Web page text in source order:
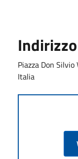
Indirizzo
Piazza Don
Italia